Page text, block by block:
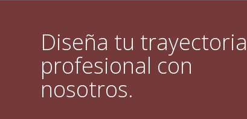
Diseña tu trayectoria
profesional con
nosotros.